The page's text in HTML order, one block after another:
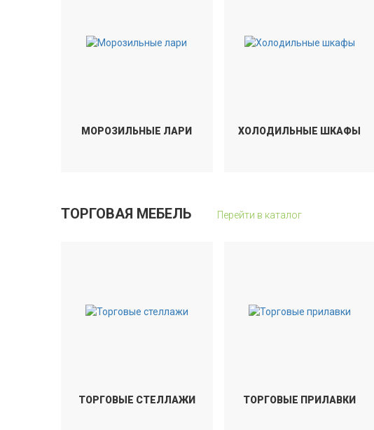
МОРОЗИЛЬНЫЕ ЛАРИ ХОЛОДИЛЬНЫЕ ШКАФЫ
ТОРГОВАЯ МЕБЕЛЬ Перейти в каталог
ТОРГОВЫЕ СТЕЛЛАЖИ ТОРГОВЫЕ ПРИЛАВКИ